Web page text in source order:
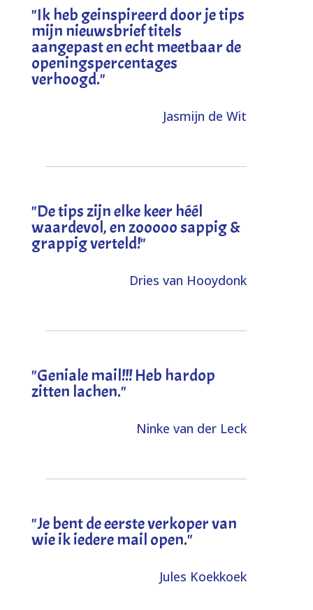
"Ik heb geinspireerd door je tips
mijn nieuwsbrief titels
aangepast en echt meetbaar de
openingspercentages
verhoogd."
Jasmijn de Wit
"De tips zijn elke keer héél
waardevol, en zooooo sappig &
grappig verteld!"
Dries van Hooydonk
"Geniale mail!!! Heb hardop
zitten lachen."
Ninke van der Leck
"Je bent de eerste verkoper van
wie ik iedere mail open."
Jules Koekkoek